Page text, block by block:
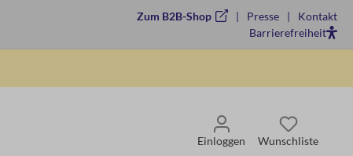
Zum B2B-Shop Presse
Kontakt
Barrierefreiheit
Einloggen Wunschliste